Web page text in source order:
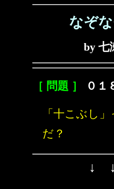
なぞ
by 七
［ 問題 ］ ０１
「十こぶし
だ？
↓